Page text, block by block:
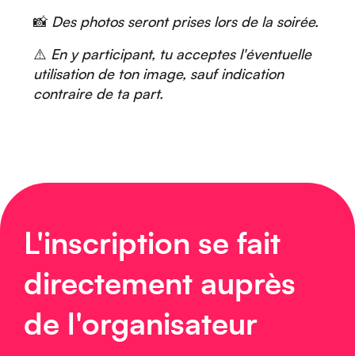
📸 Des photos seront prises lors de la soirée.
⚠️ En y participant, tu acceptes l'éventuelle
utilisation de ton image, sauf indication
contraire de ta part.
L'inscription se fait
directement auprès
de l'organisateur
Asie
Caraïbes
Europe